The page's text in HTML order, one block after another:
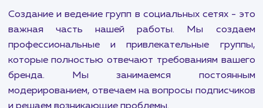
интересных и полезных
взаимодействие с подписчиками и многое
Продвижение Вконтакте и продвижение
канала - это две ключевые услуги в
портфолио. Мы учитываем особенности